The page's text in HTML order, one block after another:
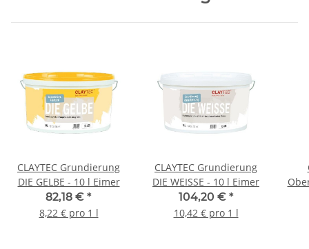
CLAYTEC Grundierung
DIE GELBE - 10 l Eimer
82,18 € *
8,22 € pro 1 l
CLAYTEC Grundierung
DIE WEISSE - 10 l Eimer
104,20 € *
10,42 € pro 1 l